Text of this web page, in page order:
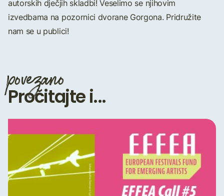
autorskih dječjih skladbi! Veselimo se njihovim
izvedbama na pozornici dvorane Gorgona. Pridružite
nam se u publici!
povezano
Pročitajte i...